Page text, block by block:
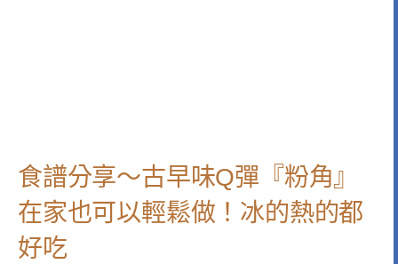
食譜分享～古早味Q彈『粉角』
在家也可以輕鬆做！冰的熱的都
好吃